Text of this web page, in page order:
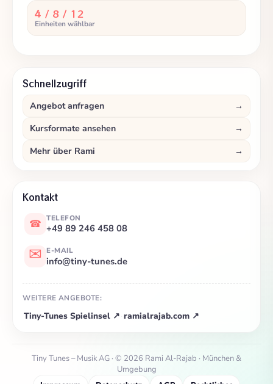
4 / 8 / 12
Einheiten wählbar
Schnellzugriff
Angebot anfragen
→
Kursformate ansehen
→
Mehr über Rami
→
Kontakt
☎ TELEFON
+49 89 246 458 08
✉ E-MAIL
info@tiny-tunes.de
WEITERE ANGEBOTE:
Tiny-Tunes Spielinsel ↗ ramialrajab.com ↗
Tiny Tunes – Musik AG · © 2026 Rami Al-Rajab · München &
Umgebung